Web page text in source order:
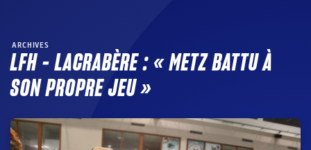
ARCHIVES
LFH – LACRABÈRE : « METZ BATTU À
SON PROPRE JEU »